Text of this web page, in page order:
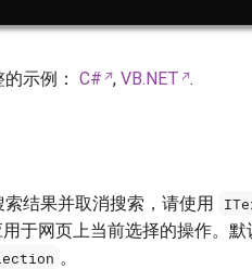
示例： C# , VB.NET .
结果并取消搜索，请使用
于网页上当前选择的操作。
。